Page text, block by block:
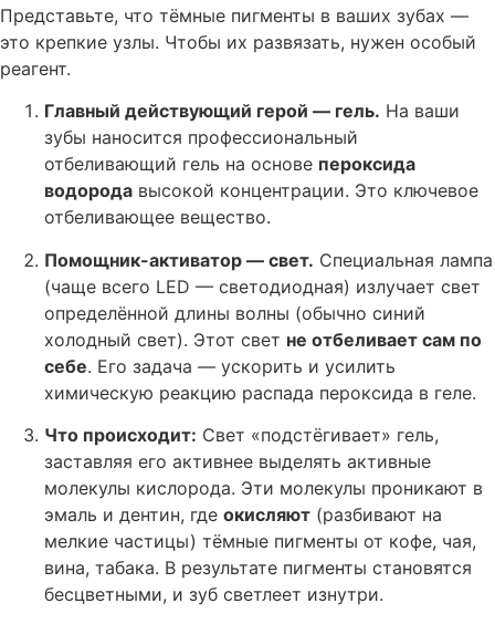
Представьте, что тёмные пигменты в ваших зубах —
это крепкие узлы. Чтобы их развязать, нужен особый
реагент.
Главный действующий герой — гель. На ваши
зубы наносится профессиональный
отбеливающий гель на основе пероксида
водорода высокой концентрации. Это ключевое
отбеливающее вещество.
Помощник-активатор — свет. Специальная лампа
(чаще всего LED — светодиодная) излучает свет
определённой длины волны (обычно синий
холодный свет). Этот свет не отбеливает сам по
себе. Его задача — ускорить и усилить
химическую реакцию распада пероксида в геле.
Что происходит: Свет «подстёгивает» гель,
заставляя его активнее выделять активные
молекулы кислорода. Эти молекулы проникают в
эмаль и дентин, где окисляют (разбивают на
мелкие частицы) тёмные пигменты от кофе, чая,
вина, табака. В результате пигменты становятся
бесцветными, и зуб светлеет изнутри.